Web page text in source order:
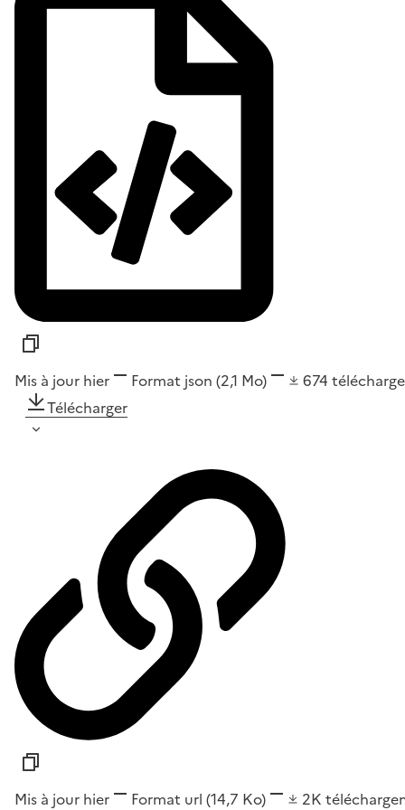
Mis à jour hier Format json (2,1 Mo) 674
Télécharger
Mis à jour hier Format url (14,7 Ko) 2K